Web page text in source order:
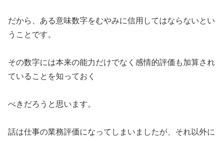
だから、ある意味数字をむやみに信用してはならないとい
うことです。
その数字には本来の能力だけでなく感情的評価も加算され
ていることを知っておく
べきだろうと思います。
話は仕事の業務評価になってしまいましたが、それ以外に